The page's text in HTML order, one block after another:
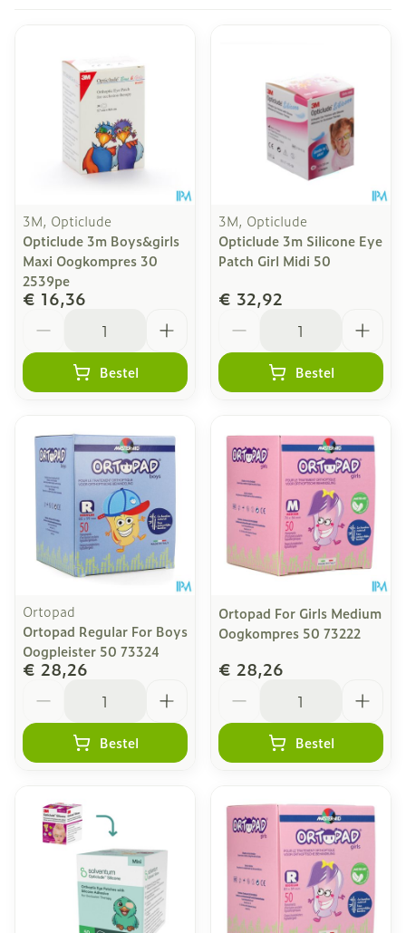
3M, Opticlude
Opticlude 3m Boys&girls
Maxi Oogkompres 30
2539pe
€ 16,36
Bestel
3M, Opticlude
Opticlude 3m Silicone Eye
Patch Girl Midi 50
€ 32,92
Bestel
Ortopad
Ortopad Regular For Boys
Oogpleister 50 73324
€ 28,26
Bestel
Ortopad For Girls Medium
Oogkompres 50 73222
€ 28,26
Bestel